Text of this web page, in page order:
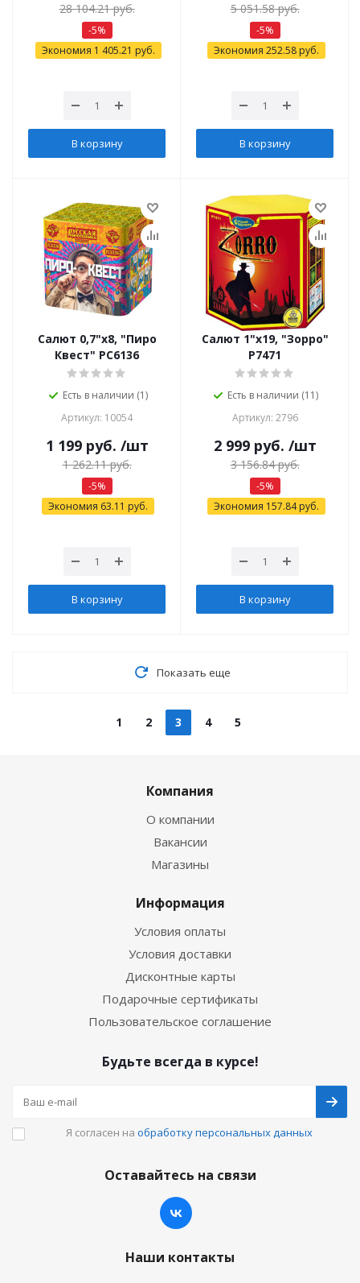
28 104.21руб.
-5%
Экономия 1 405.21 руб.
В корзину
5 051.58руб.
-5%
Экономия 252.58руб.
В корзину
Салют 0,7"х8, "Пиро
Квест" РС6136
Есть в наличии (1)
Артикул: 10054
1 199руб. /шт
1 262.11руб.
-5%
Экономия 63.11 руб.
В корзину
Салют 1"х19, "Зорро"
Р7471
Есть в наличии (11)
Артикул: 2796
2 999руб. /шт
3 156.84руб.
-5%
Экономия 157.84руб.
В корзину
Показать еще
1 2 3 4 5
Компания
О компании
Вакансии
Магазины
Информация
Условия оплаты
Условия доставки
Дисконтные карты
Подарочные сертификаты
Пользовательское соглашение
Будьте всегда в курсе!
Я согласен на обработку персональных данных
Оставайтесь на связи
Наши контакты